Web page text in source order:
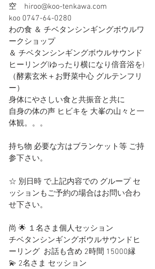
空　hiroo@koo-tenkawa.com
koo 0747-64-0280 ​
わの食 ＆ チベタンシンギングボウルワ
ークショップ
＆ チベタンシンギングボウルサウンド
ヒーリング(ゆったり横になり倍音浴を)
（酵素玄米＋お野菜中心 グルテンフリ
ー）
身体にやさしい食と共振音と共に
自身の体の声 ヒビキを 大峯の山々と一
体観。。。
持ち物 必要な方はブランケット等 ご持
参下さい。
☆ 別日時 で上記内容での グループ セ
ッションもご予約の場合はお問い合わ
せ下さい。
尚 🌟 １名さま個人セッション
チベタンシンギングボウルサウンドヒ
ーリング  お話も含め 2時間 15000縁
💫 2名さま セッション